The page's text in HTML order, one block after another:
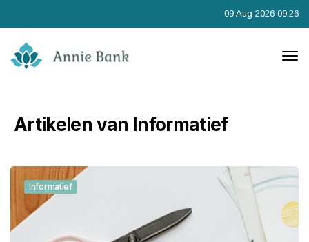
09 Aug 2026 09:26
Artikelen van Informatief
Informatief